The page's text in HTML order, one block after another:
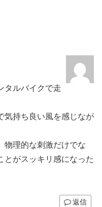
タルバイクで走
気持ち良い風を感じなが
物理的な刺激だけでな
とがスッキリ感になった
返信